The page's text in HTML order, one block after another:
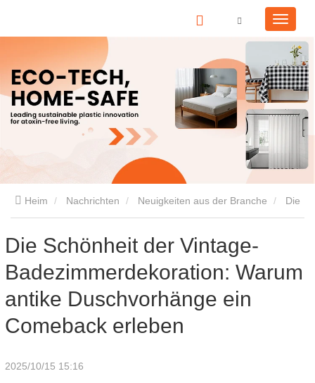
Heim Nachrichten Neuigkeiten aus der Branche
Duschvorhänge ein Comeback erleben
Die Schönheit der Vintage-
Badezimmerdekoration: Warum
antike Duschvorhänge ein
Comeback erleben
2025/10/15 15:16